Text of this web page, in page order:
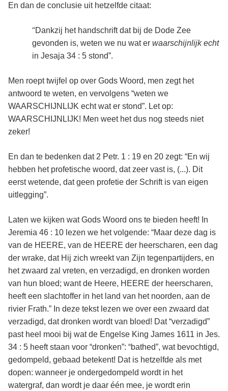
En dan de conclusie uit hetzelfde citaat:
“Dankzij het handschrift dat bij de Dode Zee
gevonden is, weten we nu wat erwaarschijnlijk echt
in Jesaja 34 : 5 stond”.
Men roept twijfel op over Gods Woord, men zegt het
antwoord te weten, en vervolgens “weten we
WAARSCHIJNLIJK echt wat er stond”. Let op:
WAARSCHIJNLIJK! Men weet het dus nog steeds niet
zeker!
En dan te bedenken dat 2 Petr. 1 : 19 en 20 zegt: “En wij
hebben het profetische woord, dat zeer vast is, (...). Dit
eerst wetende, dat geen profetie der Schrift is van eigen
uitlegging”.
Laten we kijken wat Gods Woord ons te bieden heeft! In
Jeremia 46 : 10 lezen we het volgende: “Maar deze dag is
van de HEERE, van de HEERE der heerscharen, een dag
der wrake, dat Hij zich wreekt van Zijn tegenpartijders, en
het zwaard zal vreten, en verzadigd, en dronken worden
van hun bloed; want de Heere, HEERE der heerscharen,
heeft een slachtoffer in het land van het noorden, aan de
rivier Frath.” In deze tekst lezen we over een zwaard dat
verzadigd, dat dronken wordt van bloed! Dat “verzadigd”
past heel mooi bij wat de Engelse King James 1611 in Jes.
34 : 5 heeft staan voor “dronken”: “bathed”, wat bevochtigd,
gedompeld, gebaad betekent! Dat is hetzelfde als met
dopen: wanneer je ondergedompeld wordt in het
watergraf, dan wordt je daar één mee, je wordt erin